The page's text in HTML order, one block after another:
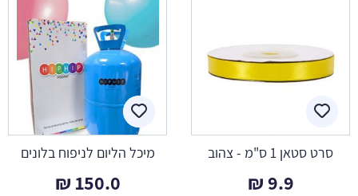
סרט סטאן 1 ס"מ - צהוב
9.9
₪
מיכל הליום לניפוח בלונים
150.0
₪